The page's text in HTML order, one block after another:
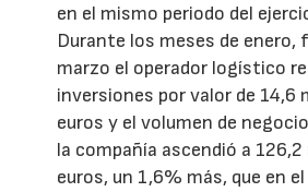
en el mismo periodo del
Durante los meses de enero,
marzo el operador logístico
inversiones por valor de 14,6
euros y el volumen de
la compañía ascendió a
euros, un 1,6% más, que en